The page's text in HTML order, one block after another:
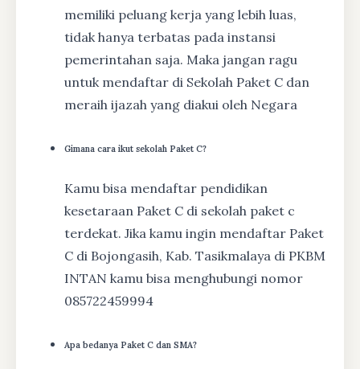
memiliki peluang kerja yang lebih luas,
tidak hanya terbatas pada instansi
pemerintahan saja. Maka jangan ragu
untuk mendaftar di Sekolah Paket C dan
meraih ijazah yang diakui oleh Negara
Gimana cara ikut sekolah Paket C?
Kamu bisa mendaftar pendidikan
kesetaraan Paket C di sekolah paket c
terdekat. Jika kamu ingin mendaftar Paket
C di Bojongasih, Kab. Tasikmalaya di PKBM
INTAN kamu bisa menghubungi nomor
085722459994
Apa bedanya Paket C dan SMA?